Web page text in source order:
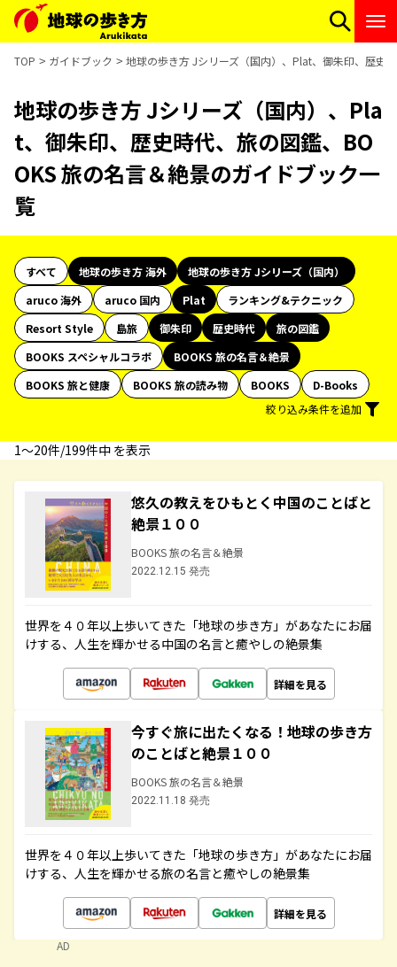
TOP ガイドブック 地球の歩き方 Jシリーズ（国内）、Plat、御朱印、歴史
地球の歩き方 Jシリーズ（国内）、Pla
t、御朱印、歴史時代、旅の図鑑、BO
OKS 旅の名言＆絶景のガイドブック一
覧
すべて 地球の歩き方 海外
地球の歩き方 Jシリーズ（国内）
aruco 海外
aruco 国内 Plat
ランキング&テクニック
Resort Style
島旅 御朱印 歴史時代
旅の図鑑
BOOKS スペシャルコラボ
BOOKS 旅の名言＆絶景
BOOKS 旅と健康
BOOKS 旅の読み物 BOOKS
D-Books
絞り込み条件を追加
1〜20件/199件中 を表示
悠久の教えをひもとく中国のことばと
絶景１００
BOOKS 旅の名言＆絶景
2022.12.15 発売
世界を４０年以上歩いてきた「地球の歩き方」があなたにお届
けする、人生を輝かせる中国の名言と癒やしの絶景集
詳細を見る
今すぐ旅に出たくなる！地球の歩き方
のことばと絶景１００
BOOKS 旅の名言＆絶景
2022.11.18 発売
世界を４０年以上歩いてきた「地球の歩き方」があなたにお届
けする、人生を輝かせる旅の名言と癒やしの絶景集
詳細を見る
AD